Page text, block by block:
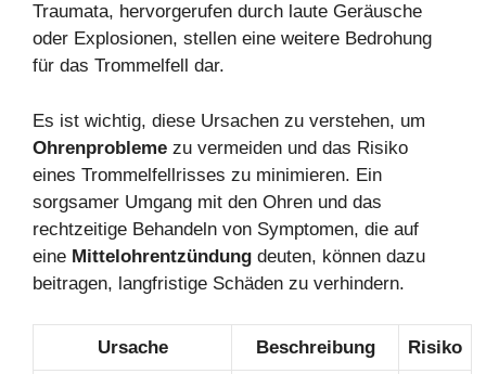
Traumata, hervorgerufen durch laute Geräusche
oder Explosionen, stellen eine weitere Bedrohung
für das Trommelfell dar.
Es ist wichtig, diese Ursachen zu verstehen, um
Ohrenprobleme zu vermeiden und das Risiko
eines Trommelfellrisses zu minimieren. Ein
sorgsamer Umgang mit den Ohren und das
rechtzeitige Behandeln von Symptomen, die auf
eine Mittelohrentzündung deuten, können dazu
beitragen, langfristige Schäden zu verhindern.
Ursache Beschreibung Risiko